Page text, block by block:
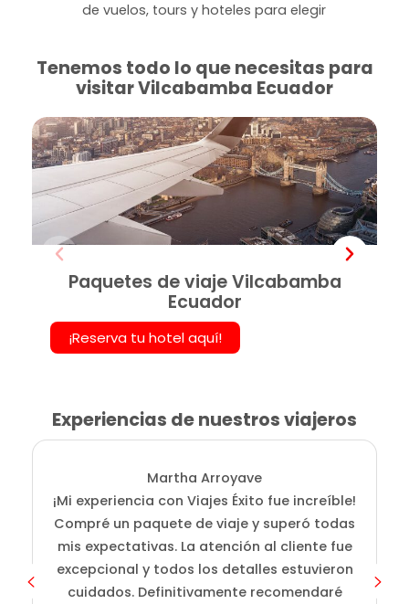
de vuelos, tours y hoteles para elegir
Tenemos todo lo que necesitas para
visitar Vilcabamba Ecuador
Paquetes de viaje Vilcabamba
Ecuador
¡Reserva tu hotel aquí!
Experiencias de nuestros viajeros
Martha Arroyave
¡Mi experiencia con Viajes Éxito fue increíble!
Compré un paquete de viaje y superó todas
mis expectativas. La atención al cliente fue
excepcional y todos los detalles estuvieron
cuidados. Definitivamente recomendaré